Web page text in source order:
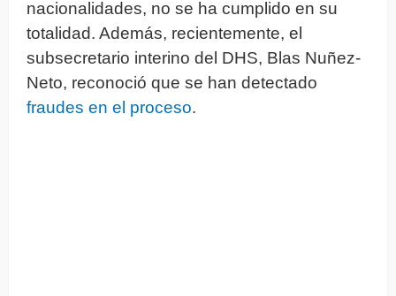
nacionalidades, no se ha cumplido en su
totalidad. Además, recientemente, el
subsecretario interino del DHS, Blas Nuñez-
Neto, reconoció que se han detectado
fraudes en el proceso.